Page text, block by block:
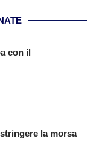
con il
la morsa